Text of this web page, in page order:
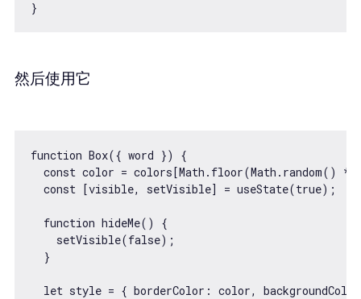
然后使用它
function Box({ word }) {
const color = colors[Math.floor(Math.random() *
  const [visible, setVisible] = useState(true);
  function hideMe() {
    setVisible(false);
  }
let style = { borderColor: color,